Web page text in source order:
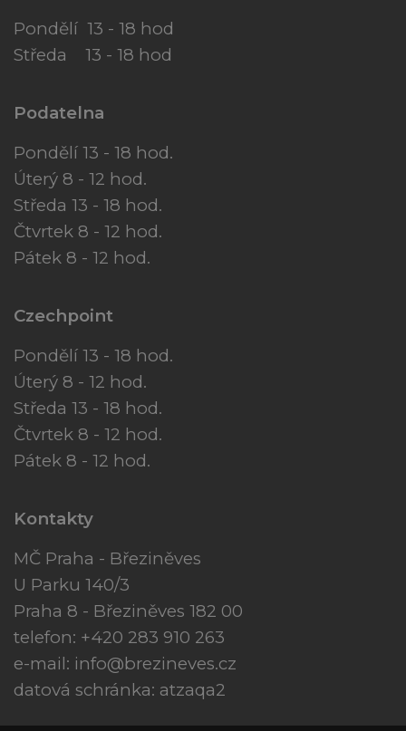
Pondělí 13 - 18 hod
Středa 13 - 18 hod
Podatelna
Pondělí 13 - 18 hod.
Úterý 8 - 12 hod.
Středa 13 - 18 hod.
Čtvrtek 8 - 12 hod.
Pátek 8 - 12 hod.
Czechpoint
Pondělí 13 - 18 hod.
Úterý 8 - 12 hod.
Středa 13 - 18 hod.
Čtvrtek 8 - 12 hod.
Pátek 8 - 12 hod.
Kontakty
MČ Praha - Březiněves
U Parku 140/3
Praha 8 - Březiněves 182 00
telefon: +420 283 910 263
e-mail: info@brezineves.cz
datová schránka: atzaqa2